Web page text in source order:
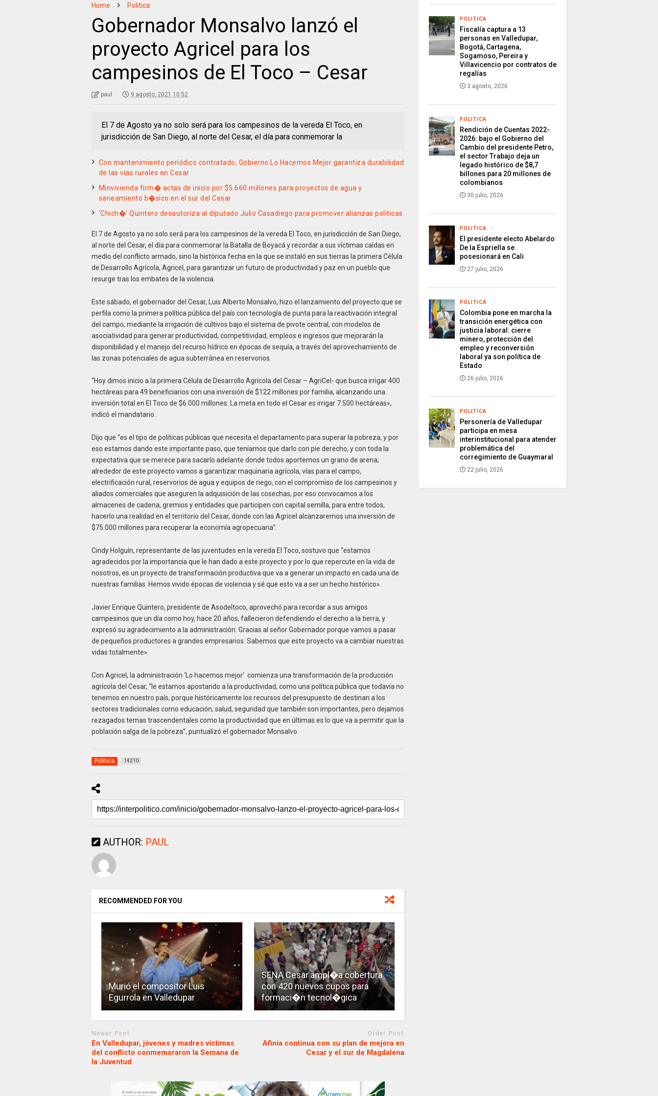
Home Politica
Gobernador Monsalvo lanzó el
proyecto Agricel para los
campesinos de El Toco – Cesar
paul 9 agosto, 2021 10:52
El 7 de Agosto ya no solo será para los campesinos de la vereda El Toco, en
jurisdicción de San Diego, al norte del Cesar, el día para conmemorar la
Con mantenimiento periódico contratado, Gobierno Lo Hacemos Mejor garantiza durabilidad
de las vías rurales en Cesar
Minvivienda firm� actas de inicio por $5.660 millones para proyectos de agua y
saneamiento b�sico en el sur del Cesar
‘Chich�’ Quintero desautoriza al diputado Julio Casadiego para promover alianzas politicas
El 7 de Agosto ya no solo será para los campesinos de la vereda El Toco, en jurisdicción de San Diego,
al norte del Cesar, el día para conmemorar la Batalla de Boyacá y recordar a sus víctimas caídas en
medio del conflicto armado, sino la histórica fecha en la que se instaló en sus tierras la primera Célula
de Desarrollo Agrícola, Agricel, para garantizar un futuro de productividad y paz en un pueblo que
resurge tras los embates de la violencia.
Este sábado, el gobernador del Cesar, Luis Alberto Monsalvo, hizo el lanzamiento del proyecto que se
perfila como la primera política pública del país con tecnología de punta para la reactivación integral
del campo, mediante la irrigación de cultivos bajo el sistema de pivote central, con modelos de
asociatividad para generar productividad, competitividad, empleos e ingresos que mejorarán la
disponibilidad y el manejo del recurso hídrico en épocas de sequía, a través del aprovechamiento de
las zonas potenciales de agua subterránea en reservorios.
“Hoy dimos inicio a la primera Célula de Desarrollo Agrícola del Cesar – AgriCel- que busca irrigar 400
hectáreas para 49 beneficiarios con una inversión de $122 millones por familia, alcanzando una
inversión total en El Toco de $6.000 millones. La meta en todo el Cesar es irrigar 7.500 hectáreas»,
indicó el mandatario.
Dijo que “es el tipo de políticas públicas que necesita el departamento para superar la pobreza, y por
eso estamos dando este importante paso, que teníamos que darlo con pie derecho, y con toda la
expectativa que se merece para sacarlo adelante donde todos aportemos un grano de arena;
alrededor de este proyecto vamos a garantizar maquinaria agrícola, vías para el campo,
electrificación rural, reservorios de agua y equipos de riego, con el compromiso de los campesinos y
aliados comerciales que aseguren la adquisición de las cosechas, por eso convocamos a los
almacenes de cadena, gremios y entidades que participen con capital semilla, para entre todos,
hacerlo una realidad en el territorio del Cesar, donde con las Agricel alcanzaremos una inversión de
$75.000 millones para recuperar la economía agropecuaria”.
Cindy Holguín, representante de las juventudes en la vereda El Toco, sostuvo que “estamos
agradecidos por la importancia que le han dado a este proyecto y por lo que repercute en la vida de
nosotros, es un proyecto de transformación productiva que va a generar un impacto en cada una de
nuestras familias. Hemos vivido épocas de violencia y sé que esto va a ser un hecho histórico».
Javier Enrique Quintero, presidente de Asodeltoco, aprovechó para recordar a sus amigos
campesinos que un día como hoy, hace 20 años, fallecieron defendiendo el derecho a la tierra, y
expresó su agradecimiento a la administración. Gracias al señor Gobernador porque vamos a pasar
de pequeños productores a grandes empresarios. Sabemos que este proyecto va a cambiar nuestras
vidas totalmente».
Con Agricel, la administración ‘Lo hacemos mejor’ comienza una transformación de la producción
agrícola del Cesar, “le estamos apostando a la productividad, como una política pública que todavía no
tenemos en nuestro país, porque históricamente los recursos del presupuesto de destinan a los
sectores tradicionales como educación, salud, seguridad que también son importantes, pero dejamos
rezagados temas trascendentales como la productividad que en últimas es lo que va a permitir que la
población salga de la pobreza”, puntualizó el gobernador Monsalvo.
Politica 14210
AUTHOR: PAUL
RECOMMENDED FOR YOU
Murió el compositor Luis
Egurrola en Valledupar
SENA Cesar ampl�a cobertura
con 420 nuevos cupos para
formaci�n tecnol�gica
Newer Post
En Valledupar, jóvenes y madres víctimas
del conflicto conmemoraron la Semana de
la Juventud
Older Post
Afinia continua con su plan de mejora en
Cesar y el sur de Magdalena
POLITICA
Fiscalía captura a 13
personas en Valledupar,
Bogotá, Cartagena,
Sogamoso, Pereira y
Villavicencio por contratos de
regalías
3 agosto, 2026
POLITICA
Rendición de Cuentas 2022-
2026: bajo el Gobierno del
Cambio del presidente Petro,
el sector Trabajo deja un
legado histórico de $8,7
billones para 20 millones de
colombianos
30 julio, 2026
POLITICA
El presidente electo Abelardo
De la Espriella se
posesionará en Cali
27 julio, 2026
POLITICA
Colombia pone en marcha la
transición energética con
justicia laboral: cierre
minero, protección del
empleo y reconversión
laboral ya son política de
Estado
26 julio, 2026
POLITICA
Personería de Valledupar
participa en mesa
interinstitucional para atender
problemática del
corregimiento de Guaymaral
22 julio, 2026